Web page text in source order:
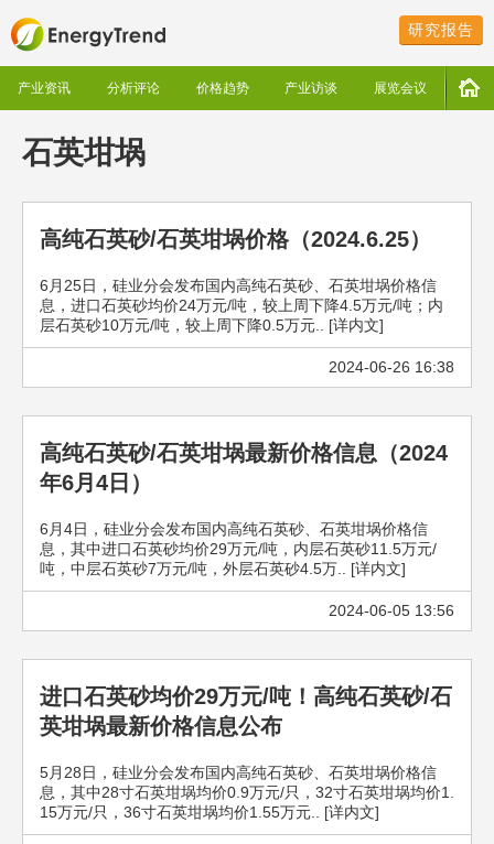
研究报告
产业资讯 分析评论 价格趋势 产业访谈 展览会议
石英坩埚
高纯石英砂/石英坩埚价格（2024.6.25）
6月25日，硅业分会发布国内高纯石英砂、石英坩埚价格信
息，进口石英砂均价24万元/吨，较上周下降4.5万元/吨；内
层石英砂10万元/吨，较上周下降0.5万元.. [详内文]
2024-06-26 16:38
高纯石英砂/石英坩埚最新价格信息（2024
年6月4日）
6月4日，硅业分会发布国内高纯石英砂、石英坩埚价格信
息，其中进口石英砂均价29万元/吨，内层石英砂11.5万元/
吨，中层石英砂7万元/吨，外层石英砂4.5万.. [详内文]
2024-06-05 13:56
进口石英砂均价29万元/吨！高纯石英砂/石
英坩埚最新价格信息公布
5月28日，硅业分会发布国内高纯石英砂、石英坩埚价格信
息，其中28寸石英坩埚均价0.9万元/只，32寸石英坩埚均价1.
15万元/只，36寸石英坩埚均价1.55万元.. [详内文]